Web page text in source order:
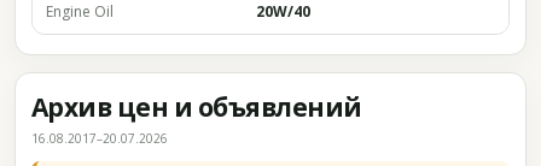
Engine Oil 20W/40
Архив цен и объявлений
16.08.2017–20.07.2026